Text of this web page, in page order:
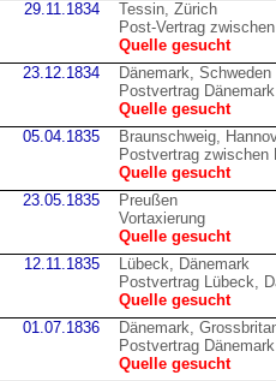
29.11.1834
Tessin, Zürich
Post-Vertrag
Quelle gesucht
23.12.1834
Dänemark, Schweden
Postvertrag
Quelle gesucht
05.04.1835
Braunschweig,
Postvertrag zwischen
Quelle gesucht
23.05.1835
Preußen
Vortaxierung
Quelle gesucht
12.11.1835
Lübeck, Dänemark
Postvertrag Lübeck,
Quelle gesucht
01.07.1836
Dänemark,
Postvertrag
Quelle gesucht